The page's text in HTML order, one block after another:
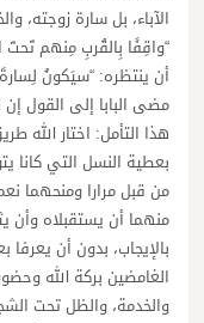
الآباء، بل سارة زوجته،
“واقِفًا بِالقُربِ مِنهم تَحتَ
أن ينتظره: “سيَكونُ
مضى البابا إلى القول إن
هذا التأمل: اختار الله
بعطية النسل التي كانا
من قبل مرارا ومنحهما
منهما أن يستقبلاه وأن
بالإيجاب، بدون أن
الغامضين بركة الله
والخدمة، والظل تحت